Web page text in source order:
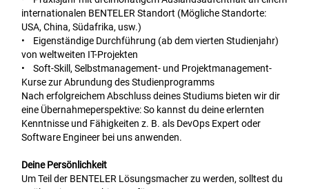
internationalen BENTELER Standort (Mögliche Standorte:
USA, China, Südafrika, usw.)
• Eigenständige Durchführung (ab dem vierten Studienjahr)
von weltweiten IT-Projekten
• Soft-Skill, Selbstmanagement- und Projektmanagement-
Kurse zur Abrundung des Studienprogramms
Nach erfolgreichem Abschluss deines Studiums bieten wir dir
eine Übernahmeperspektive: So kannst du deine erlernten
Kenntnisse und Fähigkeiten z. B. als DevOps Expert oder
Software Engineer bei uns anwenden.
Deine Persönlichkeit
Um Teil der BENTELER Lösungsmacher zu werden, solltest du